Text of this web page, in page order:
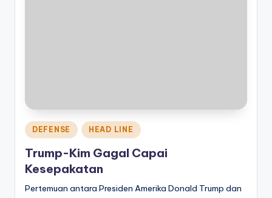
Posted
in
DEFENSE HEAD LINE
Trump-Kim Gagal Capai
Kesepakatan
Pertemuan antara Presiden Amerika Donald Trump dan